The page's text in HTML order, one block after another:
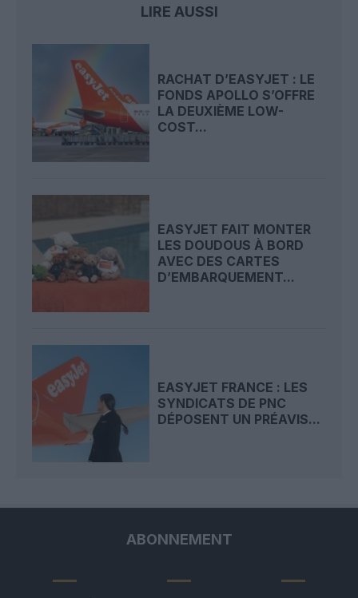
LIRE AUSSI
RACHAT D’EASYJET : LE
FONDS APOLLO S’OFFRE
LA DEUXIÈME LOW-
COST...
EASYJET FAIT MONTER
LES DOUDOUS À BORD
AVEC DES CARTES
D’EMBARQUEMENT...
EASYJET FRANCE : LES
SYNDICATS DE PNC
DÉPOSENT UN PRÉAVIS...
ABONNEMENT